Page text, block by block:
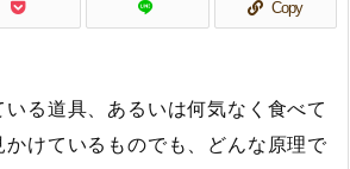
Copy
る道具、あるいは何気なく食べて
かけているものでも、どんな原理で